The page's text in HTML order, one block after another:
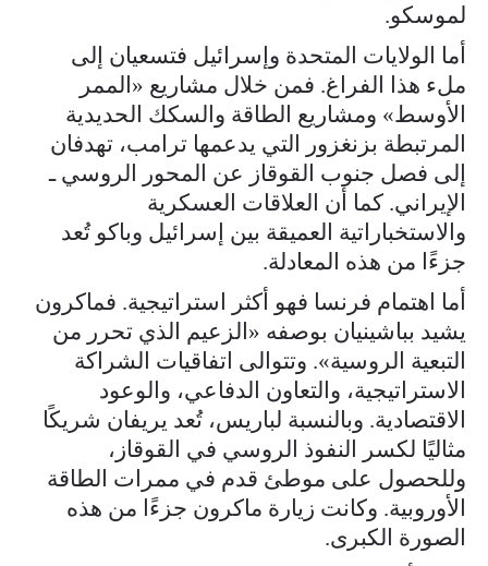
لموسكو.
أما الولايات المتحدة وإسرائيل فتسعيان إلى
ملء هذا الفراغ. فمن خلال مشاريع «الممر
الأوسط» ومشاريع الطاقة والسكك الحديدية
المرتبطة بزنغزور التي يدعمها ترامب، تهدفان
إلى فصل جنوب القوقاز عن المحور الروسي ـ
الإيراني. كما أن العلاقات العسكرية
والاستخباراتية العميقة بين إسرائيل وباكو تُعد
جزءًا من هذه المعادلة.
أما اهتمام فرنسا فهو أكثر استراتيجية. فماكرون
يشيد ب‍باشينيان بوصفه «الزعيم الذي تحرر من
التبعية الروسية». وتتوالى اتفاقيات الشراكة
الاستراتيجية، والتعاون الدفاعي، والوعود
الاقتصادية. وبالنسبة لباريس، تُعد يريفان شريكًا
مثاليًا لكسر النفوذ الروسي في القوقاز،
وللحصول على موطئ قدم في ممرات الطاقة
الأوروبية. وكانت زيارة ماكرون جزءًا من هذه
الصورة الكبرى.